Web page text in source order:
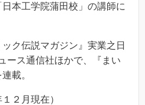
本工学院蒲田校」の講師に
ク伝説マガジン』実業之日
ース通信社ほかで、『まい
載。
２月現在）